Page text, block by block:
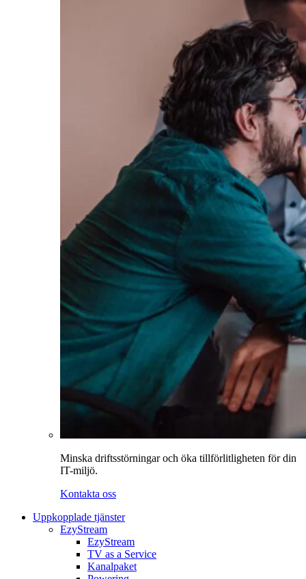
Minska driftsstörningar och öka tillförlitligheten för din
IT-miljö.
Kontakta oss
Uppkopplade tjänster
EzyStream
EzyStream
TV as a Service
Kanalpaket